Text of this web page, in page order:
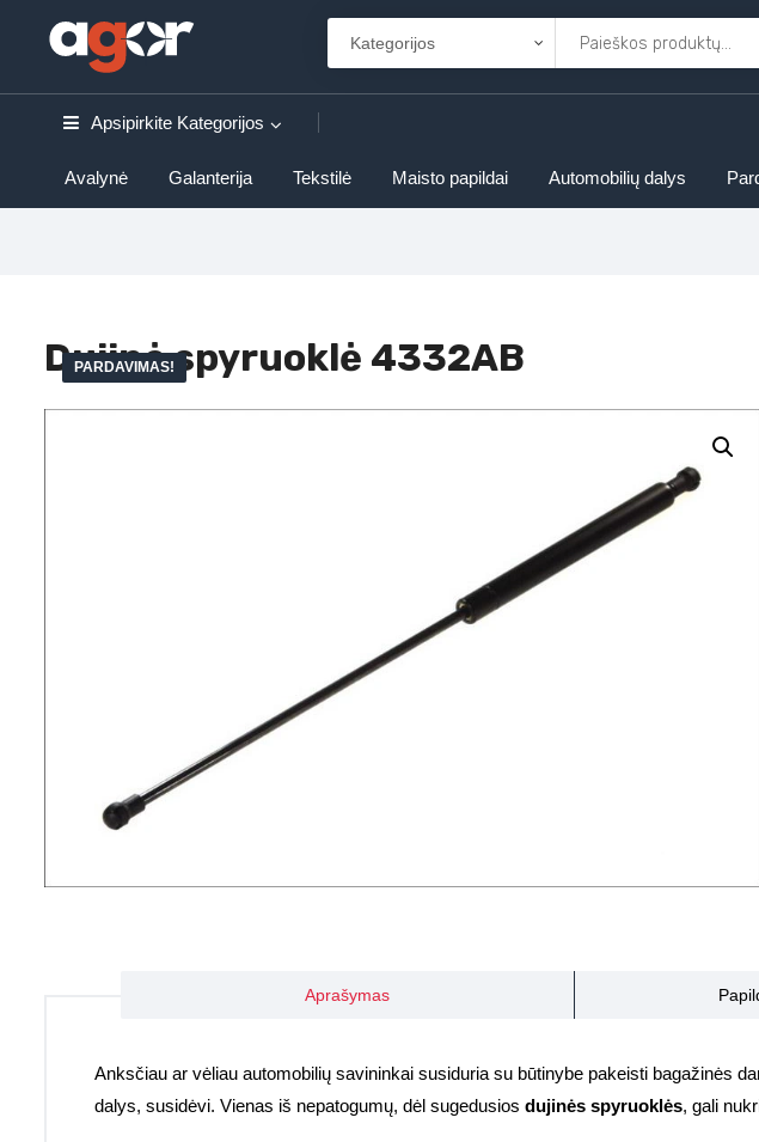
Apsipirkite Kategorijos
Avalynė Galanterija Tekstilė Maisto papildai Automobilių dalys
Dujinė spyruoklė 4332AB
PARDAVIMAS!
Aprašymas
Anksčiau ar vėliau automobilių savininkai susiduria su būtinybe pakeisti bagažinės
dalys, susidėvi. Vienas iš nepatogumų, dėl sugedusios dujinės spyruoklės, gali